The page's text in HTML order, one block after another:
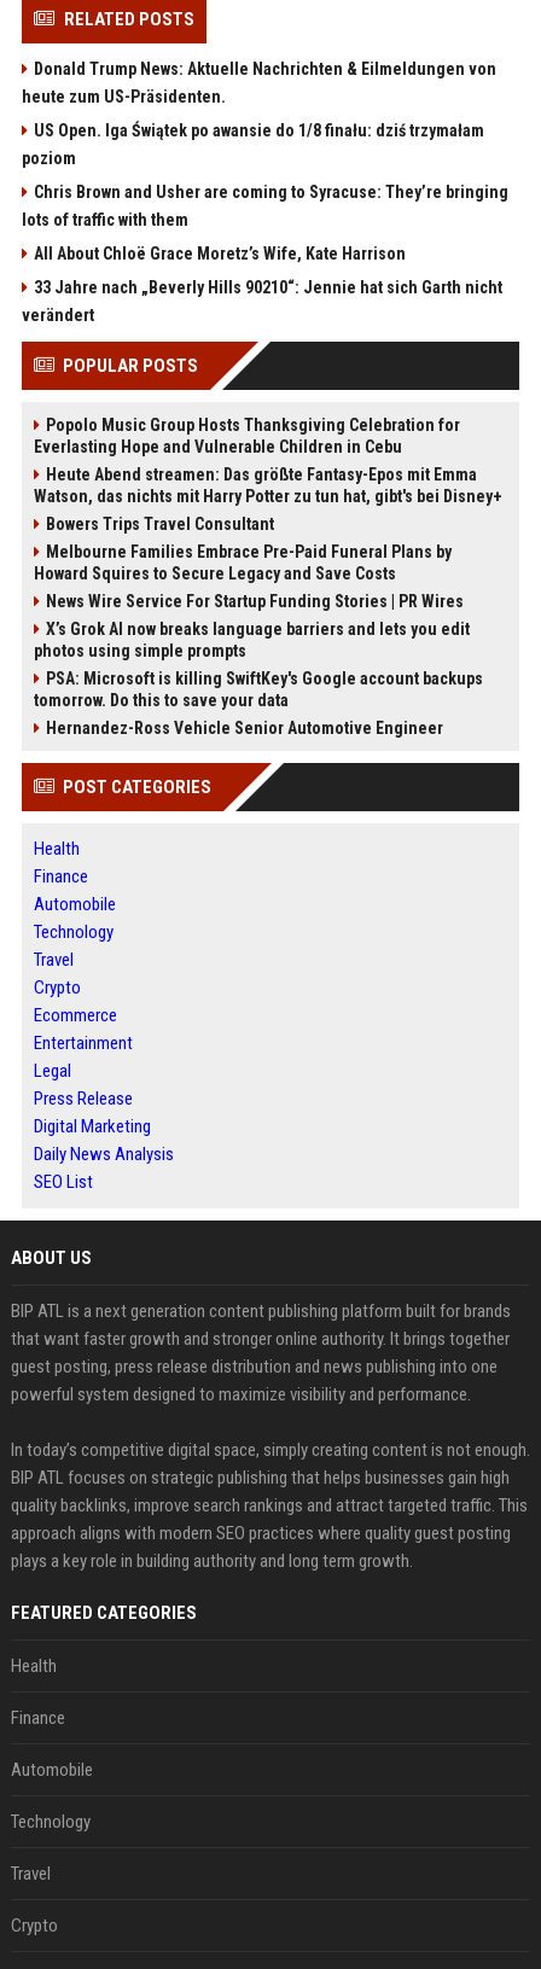
RELATED POSTS
Donald Trump News: Aktuelle Nachrichten & Eilmeldungen von
heute zum US-Präsidenten.
US Open. Iga Świątek po awansie do 1/8 finału: dziś trzymałam
poziom
Chris Brown and Usher are coming to Syracuse: They’re bringing
lots of traffic with them
All About Chloë Grace Moretz’s Wife, Kate Harrison
33 Jahre nach „Beverly Hills 90210“: Jennie hat sich Garth nicht
verändert
POPULAR POSTS
Popolo Music Group Hosts Thanksgiving Celebration for
Everlasting Hope and Vulnerable Children in Cebu
Heute Abend streamen: Das größte Fantasy-Epos mit Emma
Watson, das nichts mit Harry Potter zu tun hat, gibt's bei Disney+
Bowers Trips Travel Consultant
Melbourne Families Embrace Pre-Paid Funeral Plans by
Howard Squires to Secure Legacy and Save Costs
News Wire Service For Startup Funding Stories | PR Wires
X’s Grok AI now breaks language barriers and lets you edit
photos using simple prompts
PSA: Microsoft is killing SwiftKey's Google account backups
tomorrow. Do this to save your data
Hernandez-Ross Vehicle Senior Automotive Engineer
POST CATEGORIES
Health
Finance
Automobile
Technology
Travel
Crypto
Ecommerce
Entertainment
Legal
Press Release
Digital Marketing
Daily News Analysis
SEO List
ABOUT US
BIP ATL is a next generation content publishing platform built for brands
that want faster growth and stronger online authority. It brings together
guest posting, press release distribution and news publishing into one
powerful system designed to maximize visibility and performance.
In today’s competitive digital space, simply creating content is not enough.
BIP ATL focuses on strategic publishing that helps businesses gain high
quality backlinks, improve search rankings and attract targeted traffic. This
approach aligns with modern SEO practices where quality guest posting
plays a key role in building authority and long term growth.
FEATURED CATEGORIES
Health
Finance
Automobile
Technology
Travel
Crypto